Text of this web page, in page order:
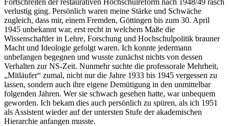
verlustig ging. Persönlich waren meine Stärke und Schwäche
zugleich, dass mir, einem Fremden, Göttingen bis zum 30. April
1945 unbekannt war, erst recht in welchem Maße die
Wissenschaftler in Lehre, Forschung und Hochschulpolitik brauner
Macht und Ideologie gefolgt waren. Ich konnte jedermann
unbefangen begegnen und wusste zunächst nichts von dessen
Verhalten zur NS-Zeit. Nunmehr suchte die professorale Mehrheit,
Mitläufer
zumal, nicht nur die Jahre 1933 bis 1945 vergessen zu
lassen, sondern auch ihre eigene Demütigung in den unmittelbar
folgenden Jahren. Wer sie schwach gesehen hatte, war unbequem
geworden. Ich bekam dies auch persönlich zu spüren, als ich 1951
als Assistent wieder auf der untersten Stufe der akademischen
Hierarchie anfangen musste.